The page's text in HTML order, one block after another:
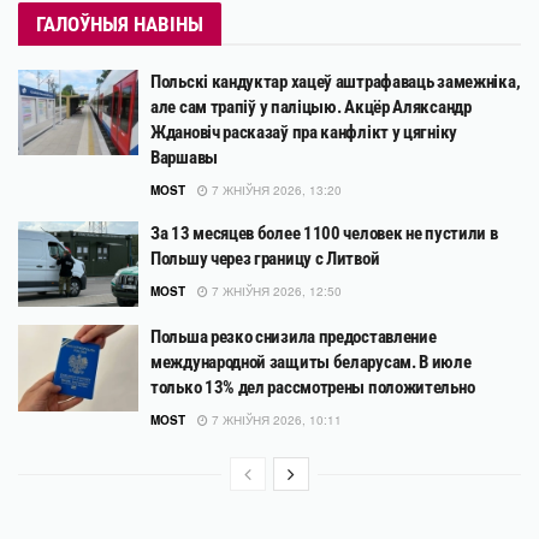
ГАЛОЎНЫЯ НАВІНЫ
Польскі кандуктар хацеў аштрафаваць замежніка,
але сам трапіў у паліцыю. Акцёр Аляксандр
Ждановіч расказаў пра канфлікт у цягніку
Варшавы
MOST 7 ЖНІЎНЯ 2026, 13:20
За 13 месяцев более 1100 человек не пустили в
Польшу через границу с Литвой
MOST 7 ЖНІЎНЯ 2026, 12:50
Польша резко снизила предоставление
международной защиты беларусам. В июле
только 13% дел рассмотрены положительно
MOST 7 ЖНІЎНЯ 2026, 10:11